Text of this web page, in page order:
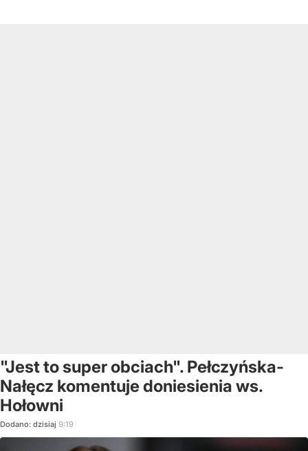
"Jest to super obciach". Pełczyńska-
Nałęcz komentuje doniesienia ws.
Hołowni
Dodano: dzisiaj 9:19